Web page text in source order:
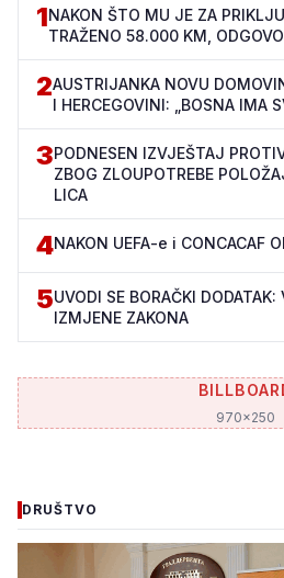
1NAKON ŠTO MU JE ZA
TRAŽENO 58.000 KM,
2AUSTRIJANKA NOVU
I HERCEGOVINI: „BOSNA IMA
3PODNESEN IZVJEŠTAJ
ZBOG ZLOUPOTREBE
LICA
4NAKON UEFA-e i CONCACAF
5UVODI SE BORAČKI
IZMJENE ZAKONA
970x250
DRUŠTVO